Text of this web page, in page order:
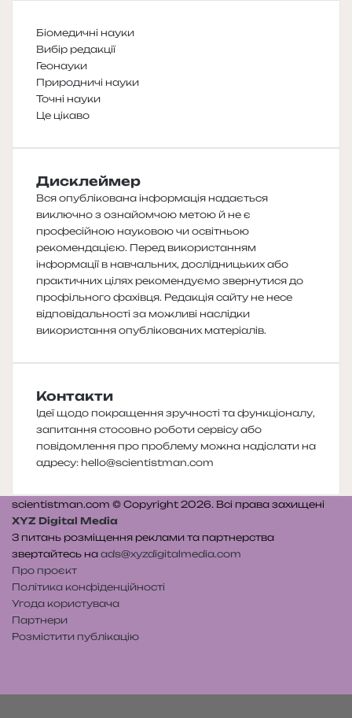
Біомедичні науки
Вибір редакції
Геонауки
Природничі науки
Точні науки
Це цікаво
Дисклеймер
Вся опублікована інформація надається
виключно з ознайомчою метою й не є
професійною науковою чи освітньою
рекомендацією. Перед використанням
інформації в навчальних, дослідницьких або
практичних цілях рекомендуємо звернутися до
профільного фахівця. Редакція сайту не несе
відповідальності за можливі наслідки
використання опублікованих матеріалів.
Контакти
Ідеї щодо покращення зручності та функціоналу,
запитання стосовно роботи сервісу або
повідомлення про проблему можна надіслати на
адресу: hello@scientistman.com
scientistman.com © Copyright 2026. Всі права захищені
XYZ Digital Media
З питань розміщення реклами та партнерства
звертайтесь на ads@xyzdigitalmedia.com
Про проєкт
Політика конфіденційності
Угода користувача
Партнери
Розмістити публікацію